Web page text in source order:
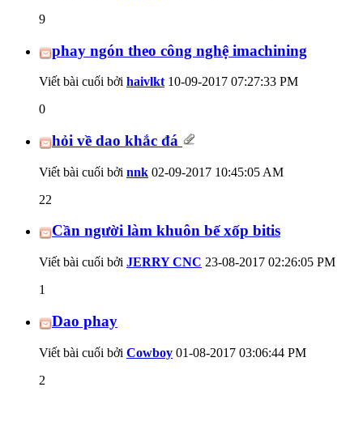
9
phay ngón theo công nghệ imachining
Viết bài cuối bởi haivlkt 10-09-2017 07:27:33 PM
0
hỏi về dao khắc đá
Viết bài cuối bởi nnk 02-09-2017 10:45:05 AM
22
Cần người làm khuôn bế xốp bitis
Viết bài cuối bởi JERRY CNC 23-08-2017 02:26:05 PM
1
Dao phay
Viết bài cuối bởi Cowboy 01-08-2017 03:06:44 PM
2